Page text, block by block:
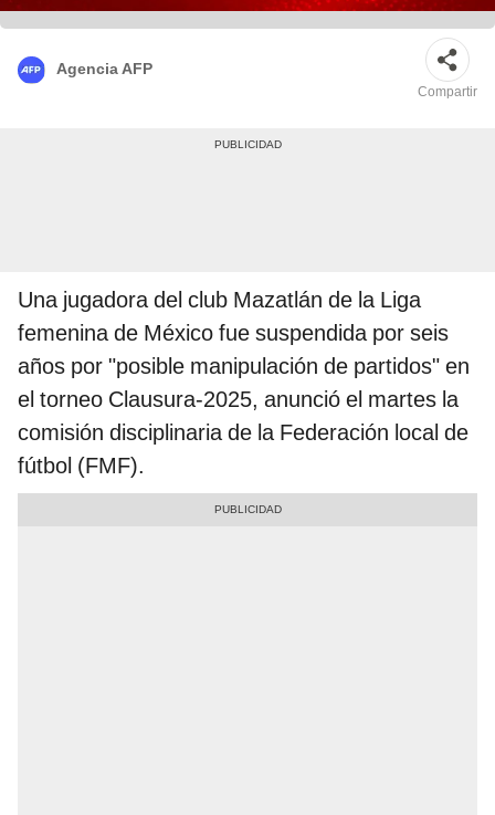
Agencia AFP
Compartir
Una jugadora del club Mazatlán de la Liga
femenina de México fue suspendida por seis
años por "posible manipulación de partidos" en
el torneo Clausura-2025, anunció el martes la
comisión disciplinaria de la Federación local de
fútbol (FMF).